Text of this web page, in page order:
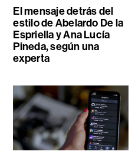
El mensaje detrás del
estilo de Abelardo De la
Espriella y Ana Lucía
Pineda, según una
experta